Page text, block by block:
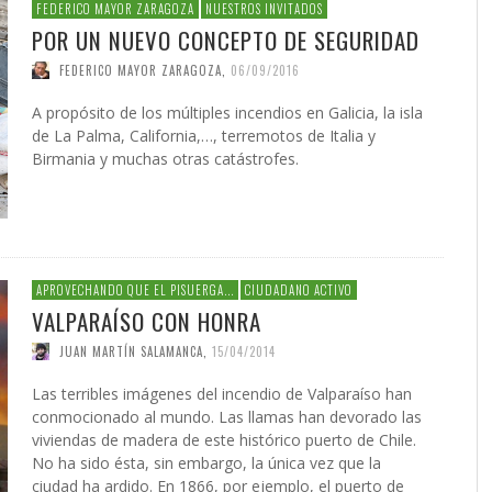
FERRARI
SERGIO FERRARI
, 22/05/2026
NACIONAL PUERTO RICO Y
PARA EL FUTURO
DE PUERTO RICO (II)
ORTÍZ 24/07/2026
COALICIÓN PARA EL FUTURO
POLÍTICO DE PUERTO RICO (I)
EDWIN ORTÍZ
JAVIER AGUILERA FRAGOSO,
ONG OTROMUNDOESPOSIBLE 23/
GLOBAL DEL
GARCÍA GUERRERO, 02/02/2026
CARLOS GARCÍA GUERRERO 10/
CARDOZO, 29/06/2026
LENIN CARDOZO, 10/06/2026
FEDERICO MAYOR ZARAGOZA NUESTROS INVITADOS
POR UN NUEVO CONCEPTO DE SEGURIDAD
FEDERICO MAYOR ZARAGOZA 06/09/2016
A propósito de los múltiples incendios en Galicia, la isla
de La Palma, California,…, terremotos de Italia y
Birmania y muchas otras catástrofes.
APROVECHANDO QUE EL PISUERGA... CIUDADANO ACTIVO
VALPARAÍSO CON HONRA
JUAN MARTÍN SALAMANCA 15/04/2014
Las terribles imágenes del incendio de Valparaíso han
conmocionado al mundo. Las llamas han devorado las
viviendas de madera de este histórico puerto de Chile.
No ha sido ésta, sin embargo, la única vez que la
ciudad ha ardido. En 1866, por ejemplo, el puerto de